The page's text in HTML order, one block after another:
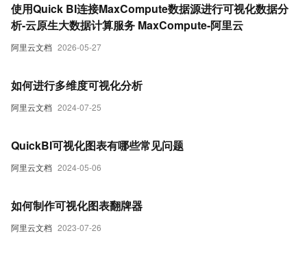
阿里云文档 2026-05-27
使用Quick BI连接MaxCompute数据源进行可视化数据分
析-云原生大数据计算服务 MaxCompute-阿里云
阿里云文档 2024-07-25
如何进行多维度可视化分析
阿里云文档 2024-05-06
QuickBI可视化图表有哪些常见问题
阿里云文档 2023-07-26
如何制作可视化图表翻牌器